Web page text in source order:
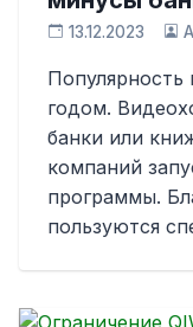
13.12.2023
годом.
банки или
компаний
программы.
пользуются